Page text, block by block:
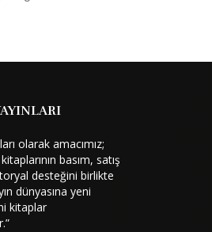
olarak amacımız;
basım, satış
desteğini birlikte
dünyasına yeni
kitaplar